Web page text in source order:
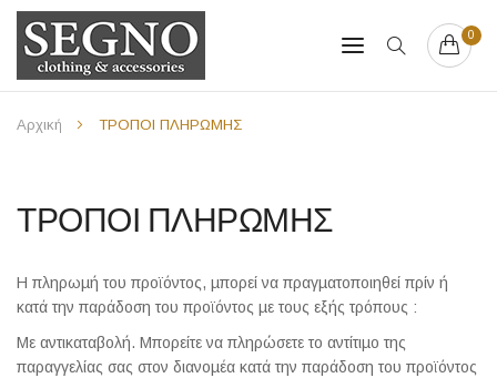
0
Αρχική ΤΡΟΠΟΙ ΠΛΗΡΩΜΗΣ
ΤΡΟΠΟΙ ΠΛΗΡΩΜΗΣ
Η πληρωµή του προϊόντος, µπορεί να πραγµατοποιηθεί πρίν ή
κατά την παράδοση του προϊόντος µε τους εξής τρόπους :
Με αντικαταβολή. Μπορείτε να πληρώσετε το αντίτιµο της
παραγγελίας σας στον διανοµέα κατά την παράδοση του προϊόντος